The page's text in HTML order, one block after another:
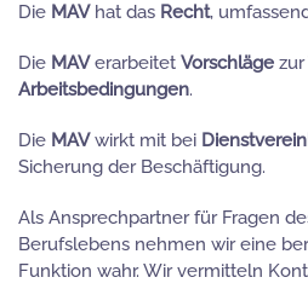
Die MAVhat das Recht,
Die MAVerarbeitet Vorschläge
Arbeitsbedingungen.
Die MAVwirkt mit bei
Sicherung der Beschäftigung.
Als Ansprechpartner für Fragen
Berufslebens nehmen wir eine
Funktion wahr. Wir vermitteln